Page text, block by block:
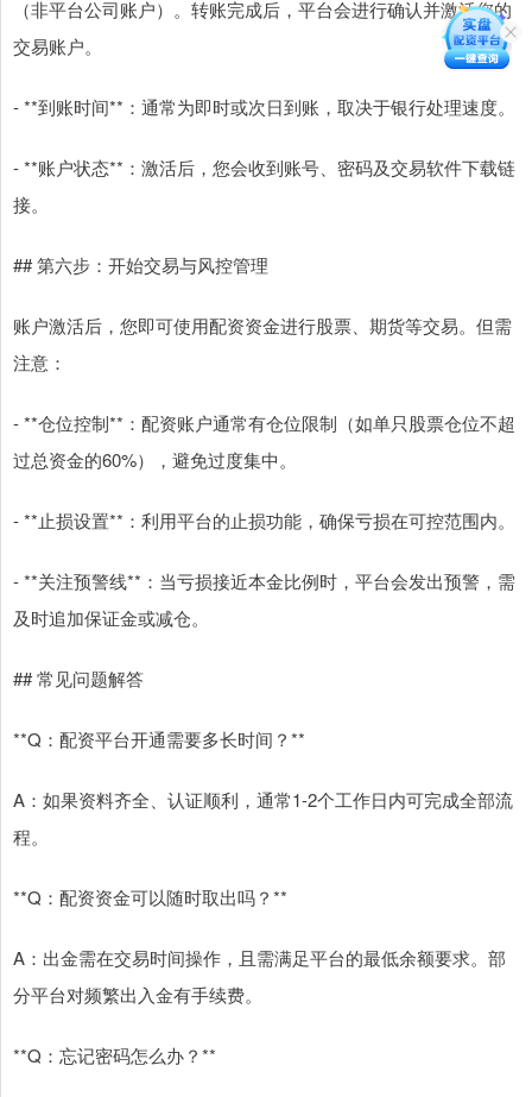
（非平台公司账户）。转账完成后，平台会进行确认并激活您的
交易账户。
- **到账时间**：通常为即时或次日到账，取决于银行处理速度。
- **账户状态**：激活后，您会收到账号、密码及交易软件下载链
接。
## 第六步：开始交易与风控管理
账户激活后，您即可使用配资资金进行股票、期货等交易。但需
注意：
- **仓位控制**：配资账户通常有仓位限制（如单只股票仓位不超
过总资金的60%），避免过度集中。
- **止损设置**：利用平台的止损功能，确保亏损在可控范围内。
- **关注预警线**：当亏损接近本金比例时，平台会发出预警，需
及时追加保证金或减仓。
## 常见问题解答
**Q：配资平台开通需要多长时间？**
A：如果资料齐全、认证顺利，通常1-2个工作日内可完成全部流
程。
**Q：配资资金可以随时取出吗？**
A：出金需在交易时间操作，且需满足平台的最低余额要求。部
分平台对频繁出入金有手续费。
**Q：忘记密码怎么办？**